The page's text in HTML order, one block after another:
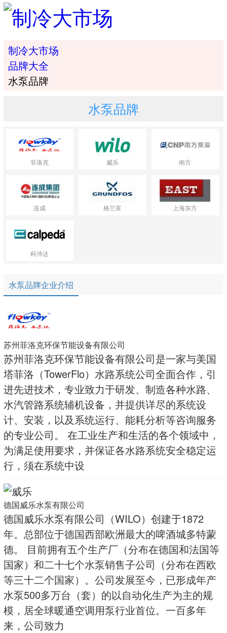
制冷大市场
品牌大全
水泵品牌
水泵品牌
菲洛克 威乐 南方
连成 格兰富 上海东方
科沛达
水泵品牌企业介绍
苏州菲洛克环保节能设备有限公司
苏州菲洛克环保节能设备有限公司是一家与美国
塔菲洛（TowerFlo）水路系统公司全面合作，引
进先进技术，专业致力于研发、制造各种水路、
水汽管路系统辅机设备，并提供详尽的系统设
计、安装，以及系统运行、能耗分析等咨询服务
的专业公司。 在工业生产和生活的各个领域中，
为满足使用要求，并保证各水路系统安全稳定运
行，须在系统中设
德国威乐水泵有限公司
德国威乐水泵有限公司（WILO）创建于1872
年。总部位于德国西部欧洲最大的啤酒城多特蒙
德。 目前拥有五个生产厂（分布在德国和法国等
国家）和二十七个水泵销售子公司（分布在西欧
等三十二个国家）。公司发展至今，已形成年产
水泵500多万台（套）的以自动化生产为主的规
模，居全球暖通空调用泵行业首位。一百多年
来，公司致力